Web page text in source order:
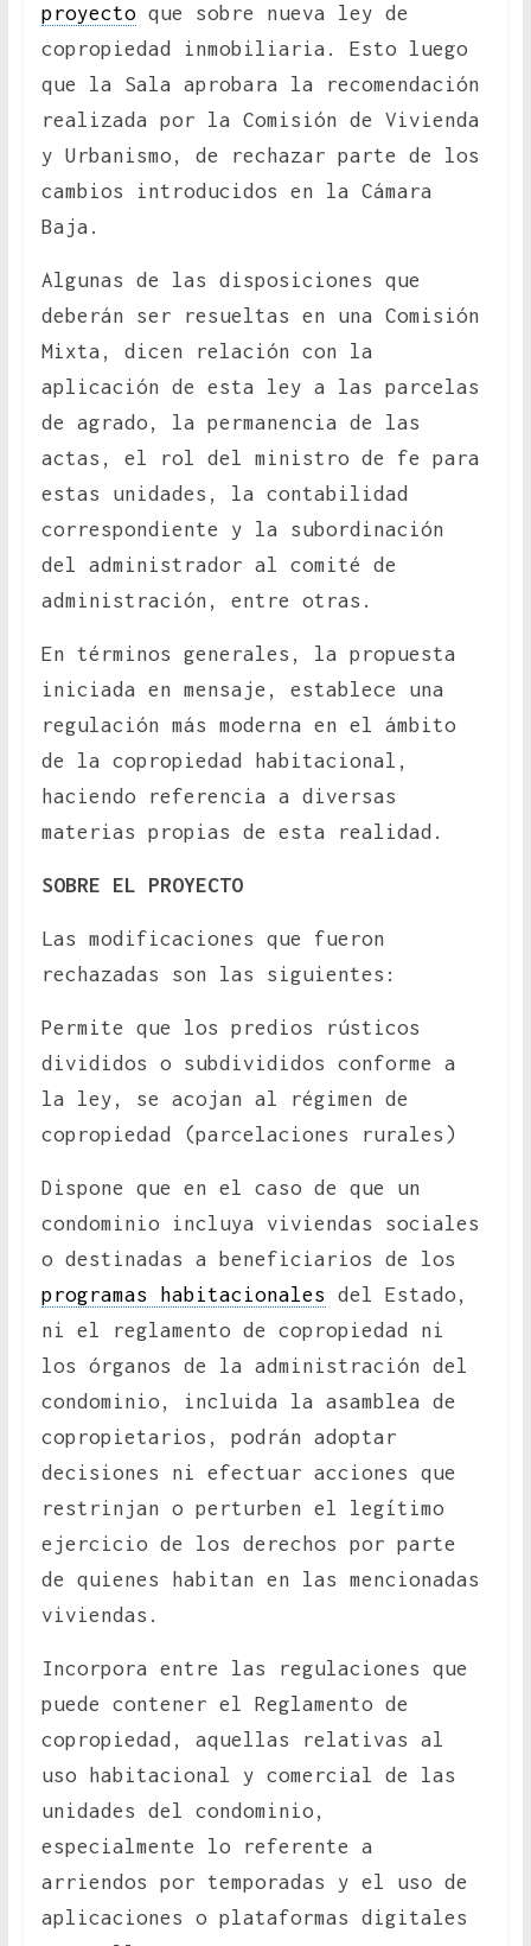
proyectoque sobre nueva ley de
copropiedad inmobiliaria. Esto luego
que la Sala aprobara la recomendación
realizada por la Comisión de Vivienda
y Urbanismo, de rechazar parte de los
cambios introducidos en la Cámara
Baja.
Algunas de las disposiciones que
deberán ser resueltas en una Comisión
Mixta, dicen relación con la
aplicación de esta ley a las parcelas
de agrado, la permanencia de las
actas, el rol del ministro de fe para
estas unidades, la contabilidad
correspondiente y la subordinación
del administrador al comité de
administración, entre otras.
En términos generales, la propuesta
iniciada en mensaje, establece una
regulación más moderna en el ámbito
de la copropiedad habitacional,
haciendo referencia a diversas
materias propias de esta realidad.
SOBRE EL PROYECTO
Las modificaciones que fueron
rechazadas son las siguientes:
Permite que los predios rústicos
divididos o subdivididos conforme a
la ley, se acojan al régimen de
copropiedad (parcelaciones rurales)
Dispone que en el caso de que un
condominio incluya viviendas sociales
o destinadas a beneficiarios de los
programas habitacionales del Estado,
ni el reglamento de copropiedad ni
los órganos de la administración del
condominio, incluida la asamblea de
copropietarios, podrán adoptar
decisiones ni efectuar acciones que
restrinjan o perturben el legítimo
ejercicio de los derechos por parte
de quienes habitan en las mencionadas
viviendas.
Incorpora entre las regulaciones que
puede contener el Reglamento de
copropiedad, aquellas relativas al
uso habitacional y comercial de las
unidades del condominio,
especialmente lo referente a
arriendos por temporadas y el uso de
aplicaciones o plataformas digitales